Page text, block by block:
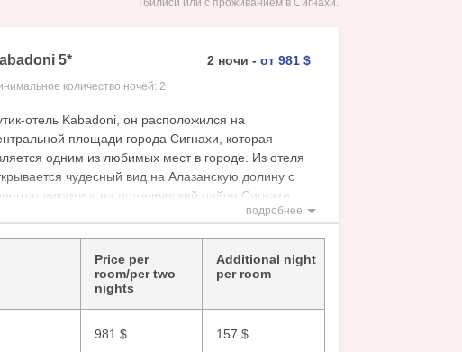
Тбилиси или с проживанием в Сигнахи.
5* 2 ночи -от981 $
количество ночей: 2
отель Kabadoni, он расположился на
площади города Сигнахи, которая
одним из любимых мест в городе. Из отеля
чудесный вид на Алазанскую долину с
и на исторический район Сигнахи.
отеля: рестораны, винный зал,
фитнес-зал, сауна, косметология и массажи.
номерах отеля: кондиционер, рабочий стол, ванная
с туалетными принадлежностями, фен, халат,
спутниковое ТВ, телефон, Wi-Fi, сейф, мини-
подробнее
Price per
room/per two
nights
Additional night
per room
981 $ 157 $